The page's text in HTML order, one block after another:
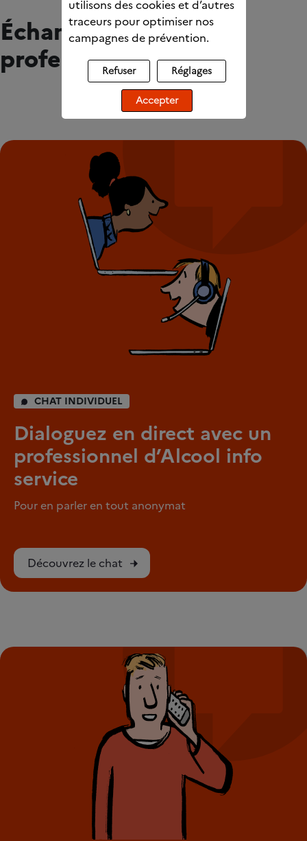
Échangez avec des
professionnels
CHAT INDIVIDUEL
Dialoguez en direct avec un
professionnel d’Alcool info
service
Pour en parler en tout anonymat
Découvrez le chat
utilisons des cookies et d’autres
traceurs pour optimiser nos
campagnes de prévention.
Refuser Réglages
Accepter